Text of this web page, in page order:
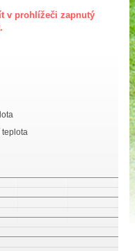
v prohlížeči zapnutý
teplota